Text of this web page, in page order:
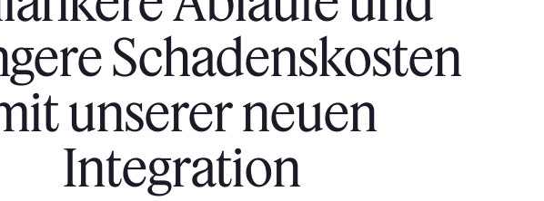
Schadenskosten
unserer neuen
Integration